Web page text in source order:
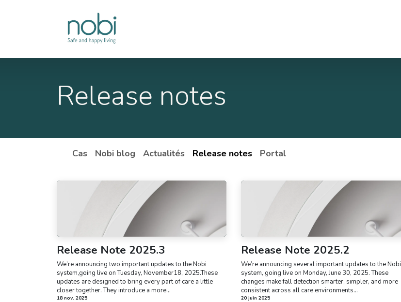
Release notes
Cas Nobi blog Actualités Release notes Portal
Release Note 2025.3
We’re announcing two important updates to the Nobi
system,going live on Tuesday, November18, 2025.These
updates are designed to bring every part of care a little
closer together. They introduce a more...
18 nov. 2025
Release Note 2025.2
We’re announcing several important updates to the Nobi
system, going live on Monday, June 30, 2025. These
changes make fall detection smarter, simpler, and more
consistent across all care environments...
20 juin 2025